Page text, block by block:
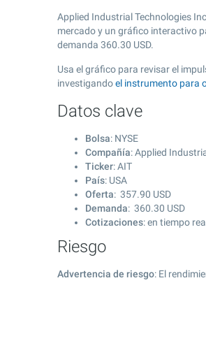
Applied Industrial Technologies
mercado y un gráfico interactivo
demanda 360.30 USD.
Usa el gráfico para revisar el
investigandoel instrumento para
Datos clave
Bolsa: NYSE
Compañía: Applied
Ticker: AIT
País: USA
Oferta: 357.90 USD
Demanda: 360.30 USD
Cotizaciones: en tiempo
Riesgo
Advertencia de riesgo: El